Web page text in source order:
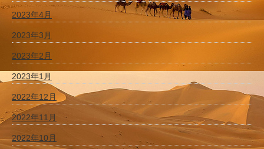
2023年4月
2023年3月
2023年2月
2023年1月
2022年12月
2022年11月
2022年10月